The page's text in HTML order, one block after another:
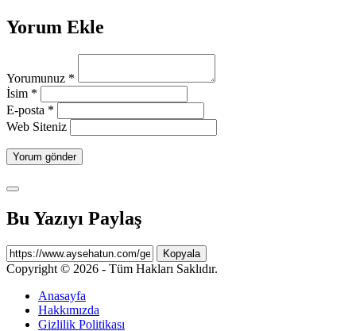
Yorum Ekle
Yorumunuz *
İsim *
E-posta *
Web Siteniz
Bu Yazıyı Paylaş
Kopyala
Copyright © 2026 - Tüm Hakları Saklıdır.
Anasayfa
Hakkımızda
Gizlilik Politikası